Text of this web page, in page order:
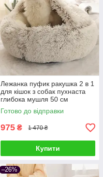
Лежанка пуфик ракушка 2 в 1
для кішок з собак пухнаста
глибока мушля 50 см
Готово до відправки
975 ₴ 1 470 ₴
Купити
–26%